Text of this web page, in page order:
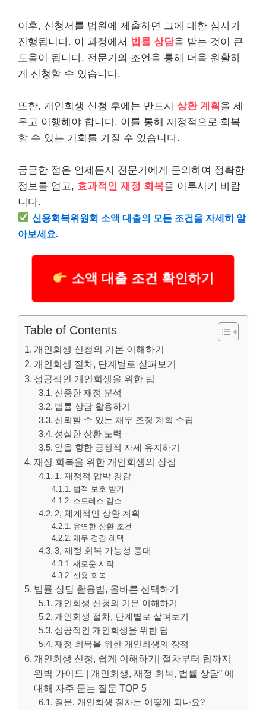
이후, 신청서를 법원에 제출하면 그에 대한 심사가
진행됩니다. 이 과정에서 법률 상담을 받는 것이 큰
도움이 됩니다. 전문가의 조언을 통해 더욱 원활하
게 신청할 수 있습니다.
또한, 개인회생 신청 후에는 반드시 상환 계획 을 세
우고 이행해야 합니다. 이를 통해 재정적으로 회복
할 수 있는 기회를 가질 수 있습니다.
궁금한 점은 언제든지 전문가에게 문의하여 정확한
정보를 얻고, 효과적인 재정 회복을 이루시기 바랍
니다.
신용회복위원회 소액 대출의 모든 조건을 자세히 알
아보세요.
소액 대출 조건 확인하기
Table of Contents
개인회생 신청의 기본 이해하기
개인회생 절차, 단계별로 살펴보기
성공적인 개인회생을 위한 팁
신중한 재정 분석
법률 상담 활용하기
신뢰할 수 있는 채무 조정 계획 수립
성실한 상환 노력
앞을 향한 긍정적 자세 유지하기
재정 회복을 위한 개인회생의 장점
1, 재정적 압박 경감
법적 보호 받기
스트레스 감소
2, 체계적인 상환 계획
유연한 상환 조건
채무 경감 혜택
3, 재정 회복 가능성 증대
새로운 시작
신용 회복
법률 상담 활용법, 올바른 선택하기
개인회생 신청의 기본 이해하기
개인회생 절차, 단계별로 살펴보기
성공적인 개인회생을 위한 팁
재정 회복을 위한 개인회생의 장점
개인회생 신청, 쉽게 이해하기| 절차부터 팁까지
완벽 가이드 | 개인회생, 재정 회복, 법률 상담” 에
대해 자주 묻는 질문 TOP 5
질문. 개인회생 절차는 어떻게 되나요?